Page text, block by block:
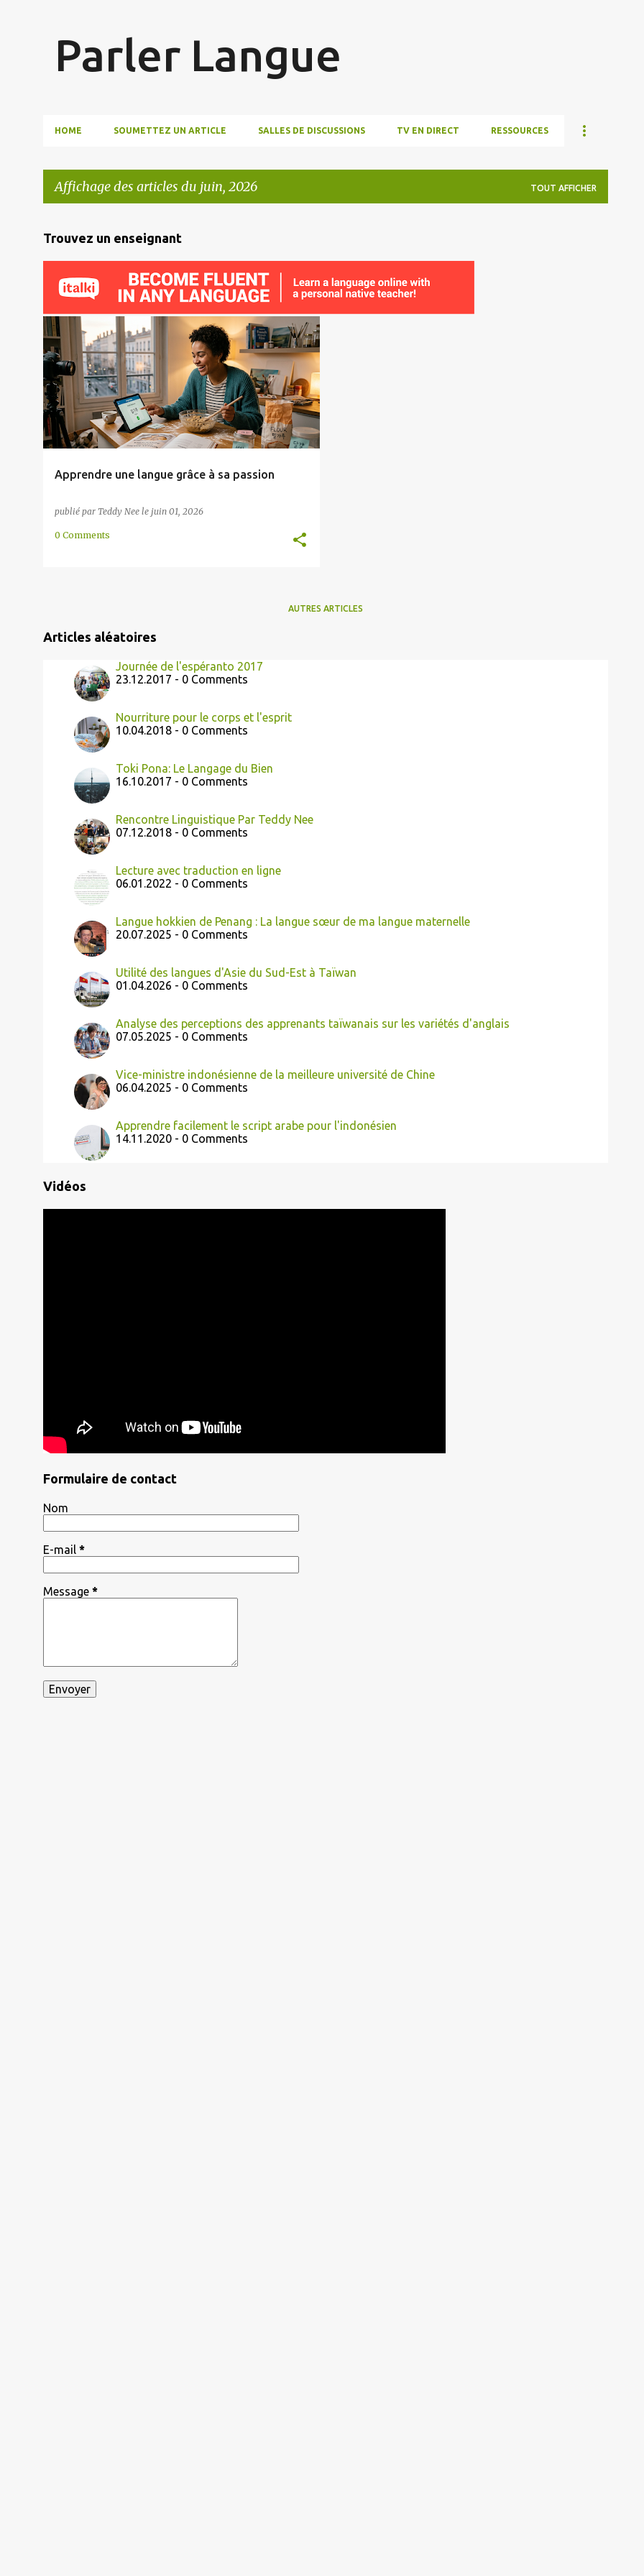
Parler Langue
HOME SOUMETTEZ UN ARTICLE SALLES DE DISCUSSIONS TV EN DIRECT RESSOURCES
Affichage des articles du juin, 2026 TOUT AFFICHER
A
r
c
l
e
s
Trouvez un enseignant
Apprendre une langue grâce à sa passion
publié par Teddy Nee le juin 01, 2026
EXPRESSION ORALE INTERNET
MÉMORISATION +
VOCABULAIRE
0 Comments
AUTRES ARTICLES
Articles aléatoires
Journée de l'espéranto 2017
23.12.2017 - 0 Comments
Nourriture pour le corps et l'esprit
10.04.2018 - 0 Comments
Toki Pona: Le Langage du Bien
16.10.2017 - 0 Comments
Rencontre Linguistique Par Teddy Nee
07.12.2018 - 0 Comments
Lecture avec traduction en ligne
06.01.2022 - 0 Comments
Langue hokkien de Penang : La langue sœur de ma langue maternelle
20.07.2025 - 0 Comments
Utilité des langues d'Asie du Sud-Est à Taïwan
01.04.2026 - 0 Comments
Analyse des perceptions des apprenants taïwanais sur les variétés d'anglais
07.05.2025 - 0 Comments
Vice-ministre indonésienne de la meilleure université de Chine
06.04.2025 - 0 Comments
Apprendre facilement le script arabe pour l'indonésien
14.11.2020 - 0 Comments
Vidéos
Formulaire de contact
Nom
E-mail *
Message *